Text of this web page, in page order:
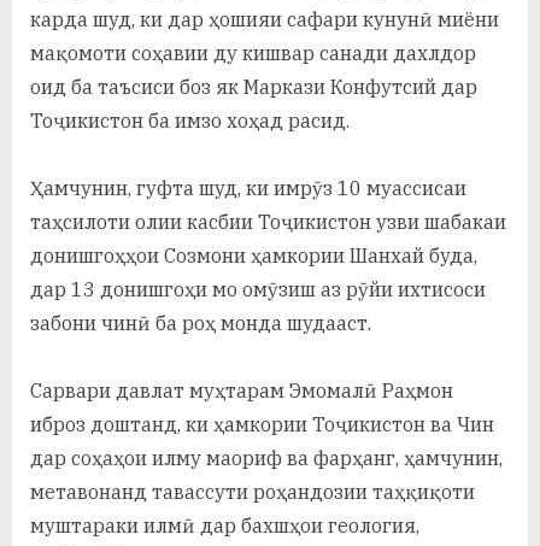
карда шуд, ки дар ҳошияи сафари кунунӣ миёни
мақомоти соҳавии ду кишвар санади дахлдор
оид ба таъсиси боз як Маркази Конфутсий дар
Тоҷикистон ба имзо хоҳад расид.
Ҳамчунин, гуфта шуд, ки имрӯз 10 муассисаи
таҳсилоти олии касбии Тоҷикистон узви шабакаи
донишгоҳҳои Созмони ҳамкории Шанхай буда,
дар 13 донишгоҳи мо омӯзиш аз рӯйи ихтисоси
забони чинӣ ба роҳ монда шудааст.
Сарвари давлат муҳтарам Эмомалӣ Раҳмон
иброз доштанд, ки ҳамкории Тоҷикистон ва Чин
дар соҳаҳои илму маориф ва фарҳанг, ҳамчунин,
метавонанд тавассути роҳандозии таҳқиқоти
муштараки илмӣ дар бахшҳои геология,